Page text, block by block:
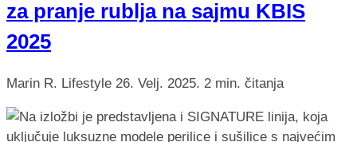
za pranje rublja na sajmu KBIS
2025
Marin R. Lifestyle 26. Velj. 2025. 2 min. čitanja